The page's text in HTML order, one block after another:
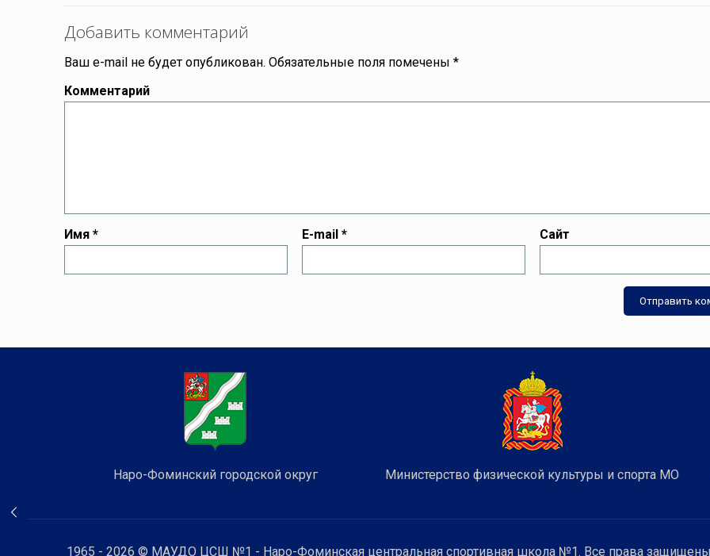
Добавить комментарий
Ваш e-mail не будет опубликован. Обязательные поля помечены*
Комментарий
Имя* E-mail* Сайт
Наро-Фоминский городской округ Министерство физической культуры и спорта МО
1965 - 2026 © МАУДО ЦСШ №1 - Наро-Фоминская центральная спортивная школа №1. Все права